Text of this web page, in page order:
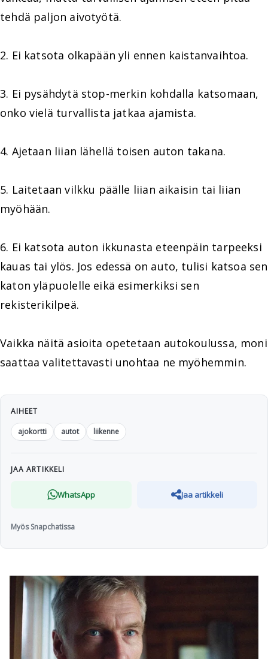
tehdä paljon aivotyötä.
2. Ei katsota olkapään yli ennen kaistanvaihtoa.
3. Ei pysähdytä stop-merkin kohdalla katsomaan,
onko vielä turvallista jatkaa ajamista.
4. Ajetaan liian lähellä toisen auton takana.
5. Laitetaan vilkku päälle liian aikaisin tai liian
myöhään.
6. Ei katsota auton ikkunasta eteenpäin tarpeeksi
kauas tai ylös. Jos edessä on auto, tulisi katsoa sen
katon yläpuolelle eikä esimerkiksi sen
rekisterikilpeä.
Vaikka näitä asioita opetetaan autokoulussa, moni
saattaa valitettavasti unohtaa ne myöhemmin.
AIHEET
ajokortti
autot liikenne
JAA ARTIKKELI
WhatsApp Jaa artikkeli
Myös Snapchatissa